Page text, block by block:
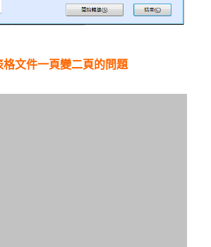
格文件一頁變二頁的問題